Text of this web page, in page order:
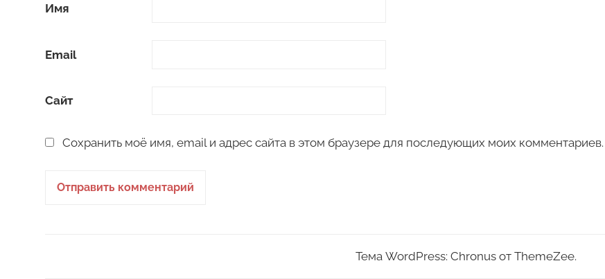
Имя
Email
Сайт
Сохранить моё имя, email и адрес сайта в этом браузере для последующих моих комментариев.
Тема WordPress: Chronus от ThemeZee.